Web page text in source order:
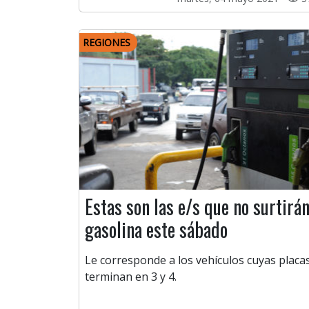
REGIONES
Estas son las e/s que no surtirán
gasolina este sábado
Le corresponde a los vehículos cuyas
terminan en 3 y 4.